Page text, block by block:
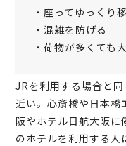
・座ってゆっくり
・混雑を防げる
・荷物が多くても
JRを利用する場合と
近い。心斎橋や日本橋
阪やホテル日航大阪に
のホテルを利用する人